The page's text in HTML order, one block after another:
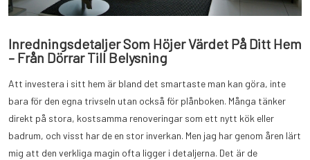
Inredningsdetaljer Som Höjer Värdet På Ditt Hem
– Från Dörrar Till Belysning
Att investera i sitt hem är bland det smartaste man kan göra, inte
bara för den egna trivseln utan också för plånboken. Många tänker
direkt på stora, kostsamma renoveringar som ett nytt kök eller
badrum, och visst har de en stor inverkan. Men jag har genom åren lärt
mig att den verkliga magin ofta ligger i detaljerna. Det är de